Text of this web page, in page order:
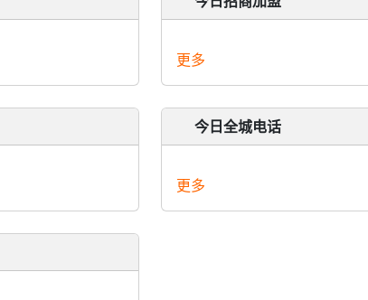
更多
今日全城电话
更多